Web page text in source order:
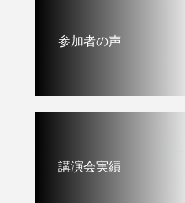
参加者の声
講演会実績